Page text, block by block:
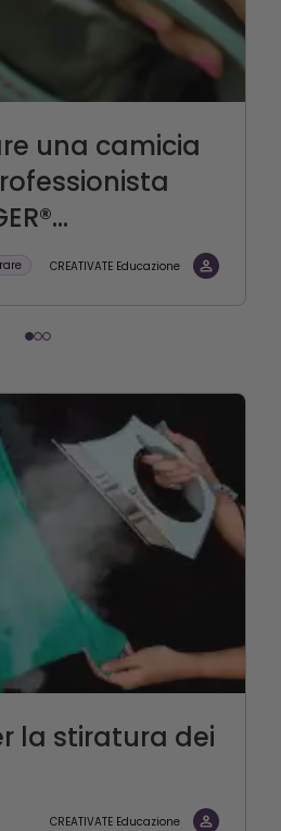
una camicia
CREATIVATE Educazione
la stiratura dei
CREATIVATE Educazione